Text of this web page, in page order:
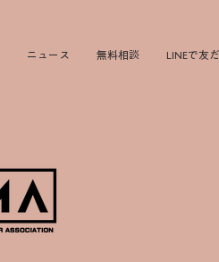
ニュース 無料相談 LINEで友